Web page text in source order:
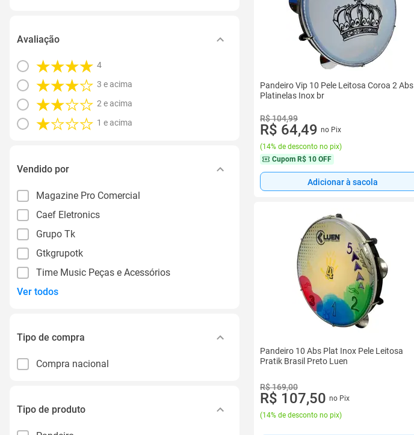
Avaliação
4
3 e acima
2 e acima
1 e acima
Vendido por
Magazine Pro Comercial
Caef Eletronics
Grupo Tk
Gtkgrupotk
Time Music Peças e Acessórios
Ver todos
Tipo de compra
Compra nacional
Tipo de produto
Pandeiro Vip 10 Pele Leitosa Coroa 2 Abs
Platinelas Inox br
R$ 104,99
R$ 64,49 no Pix
(14% de desconto no pix)
Cupom R$ 10 OFF
Adicionar à sacola
Pandeiro 10 Abs Plat Inox Pele Leitosa
Pratik Brasil Preto Luen
R$ 169,00
R$ 107,50 no Pix
(14% de desconto no pix)